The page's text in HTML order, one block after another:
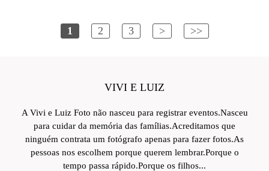
1 2 3 > >>
VIVI E LUIZ
A Vivi e Luiz Foto não nasceu para registrar eventos.Nasceu
para cuidar da memória das famílias.Acreditamos que
ninguém contrata um fotógrafo apenas para fazer fotos.As
pessoas nos escolhem porque querem lembrar.Porque o
tempo passa rápido.Porque os filhos...